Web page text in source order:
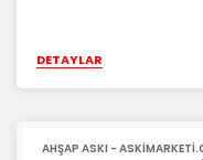
DETAYLAR
AHŞAP ASKI -